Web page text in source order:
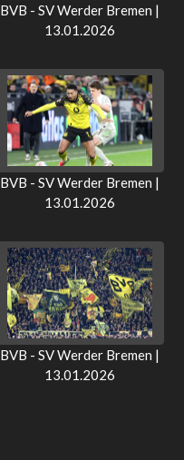
BVB - SV Werder Bremen |
13.01.2026
BVB - SV Werder Bremen |
13.01.2026
BVB - SV Werder Bremen |
13.01.2026